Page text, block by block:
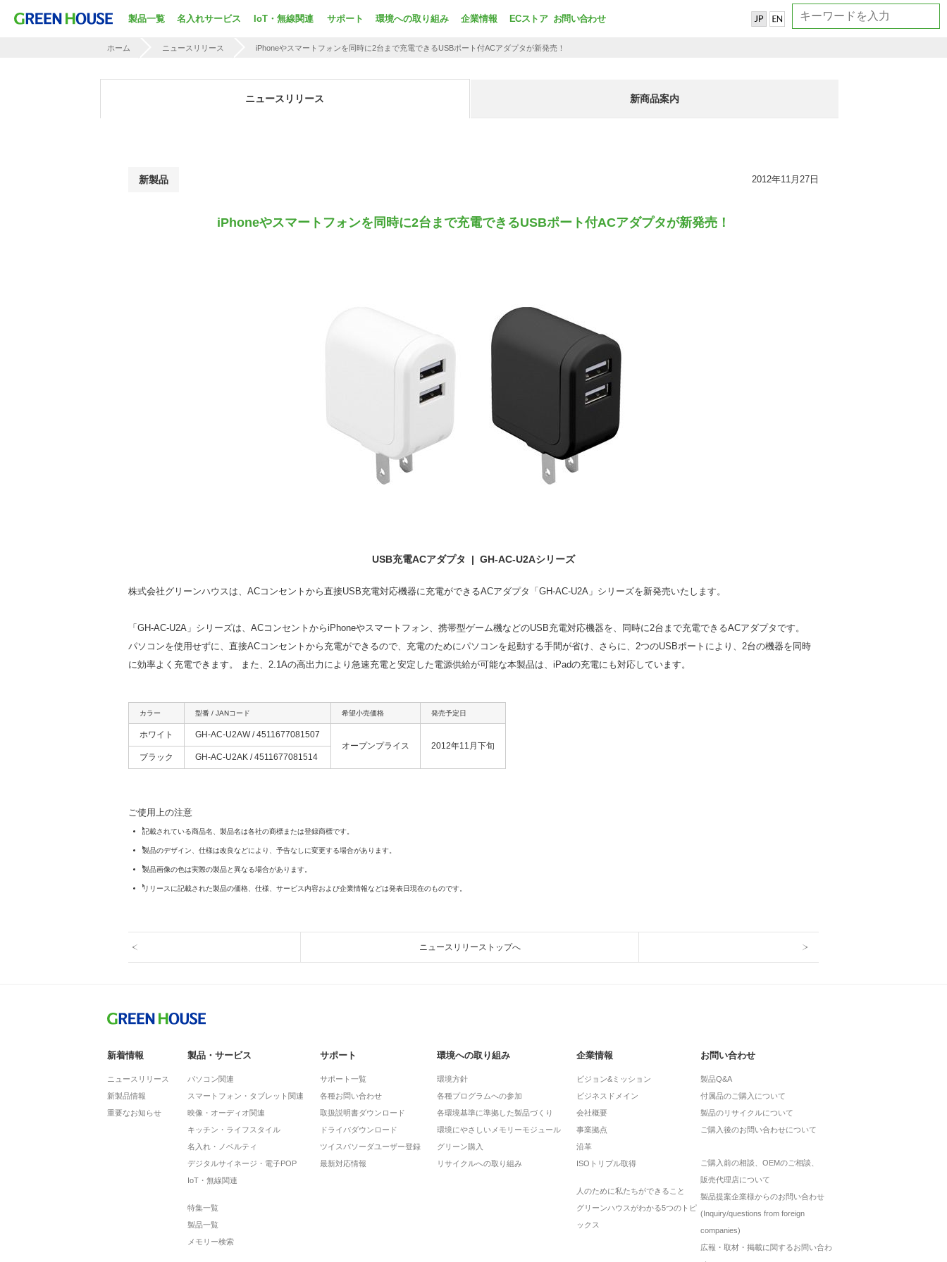
製品一覧 名入れサービス IoT・無線関連 サポート 環境への取り組み 企業情報 ECストア お問い合わせ
ホーム ニュースリリース iPhoneやスマートフォンを同時に2台まで充電できるUSBポート付ACアダプタが新発売！
ニュースリリース 新商品案内
新製品 2012年11月27日
iPhoneやスマートフォンを同時に2台まで充電できるUSBポート付ACアダプタが新発売！
USB充電ACアダプタ | GH-AC-U2Aシリーズ
株式会社グリーンハウスは、ACコンセントから直接USB充電対応機器に充電ができるACアダプタ「GH-AC-U2A」シリーズを新発売いたします。
「GH-AC-U2A」シリーズは、ACコンセントからiPhoneやスマートフォン、携帯型ゲーム機などのUSB充電対応機器を、同時に2台まで充電できるACアダプタです。
パソコンを使用せずに、直接ACコンセントから充電ができるので、充電のためにパソコンを起動する手間が省け、さらに、2つのUSBポートにより、2台の機器を同時
に効率よく充電できます。 また、2.1Aの高出力により急速充電と安定した電源供給が可能な本製品は、iPadの充電にも対応しています。
カラー 型番 / JANコード 希望小売価格 発売予定日
ホワイト
GH-AC-U2AW / 4511677081507
オープンプライス
2012年11月下旬
ブラック
GH-AC-U2AK / 4511677081514
ご使用上の注意
記載されている商品名、製品名は各社の商標または登録商標です。
製品のデザイン、仕様は改良などにより、予告なしに変更する場合があります。
製品画像の色は実際の製品と異なる場合があります。
リリースに記載された製品の価格、仕様、サービス内容および企業情報などは発表日現在のものです。
ニュースリリーストップへ
新着情報
ニュースリリース
新製品情報
重要なお知らせ
製品・サービス
パソコン関連
スマートフォン・タブレット関連
映像・オーディオ関連
キッチン・ライフスタイル
名入れ・ノベルティ
デジタルサイネージ・電子POP
IoT・無線関連
特集一覧
製品一覧
メモリー検索
サポート
サポート一覧
各種お問い合わせ
取扱説明書ダウンロード
ドライバダウンロード
ツイスパソーダユーザー登録
最新対応情報
環境への取り組み
環境方針
各種プログラムへの参加
各環境基準に準拠した製品づくり
環境にやさしいメモリーモジュール
グリーン購入
リサイクルへの取り組み
企業情報
ビジョン&ミッション
ビジネスドメイン
会社概要
事業拠点
沿革
ISOトリプル取得
人のために私たちができること
グリーンハウスがわかる5つのトピ
ックス
お問い合わせ
製品Q&A
付属品のご購入について
製品のリサイクルについて
ご購入後のお問い合わせについて
ご購入前の相談、OEMのご相談、
販売代理店について
製品提案企業様からのお問い合わせ
(Inquiry/questions from foreign
companies)
広報・取材・掲載に関するお問い合わ